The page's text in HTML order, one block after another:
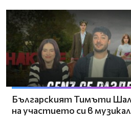
Българският Тимъти
на участието си в